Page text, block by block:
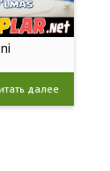
далее